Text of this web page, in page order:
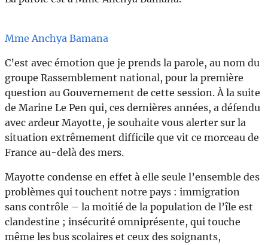
Mme Anchya Bamana
C’est avec émotion que je prends la parole, au nom du
groupe Rassemblement national, pour la première
question au Gouvernement de cette session. À la suite
de Marine Le Pen qui, ces dernières années, a défendu
avec ardeur Mayotte, je souhaite vous alerter sur la
situation extrêmement difficile que vit ce morceau de
France au-delà des mers.
Mayotte condense en effet à elle seule l’ensemble des
problèmes qui touchent notre pays : immigration
sans contrôle – la moitié de la population de l’île est
clandestine ; insécurité omniprésente, qui touche
même les bus scolaires et ceux des soignants,